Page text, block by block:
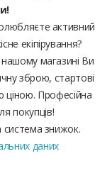
активний
екіпірування?
магазині Ви
зброю, стартові
Професійна
покупців!
система знижок.
даних